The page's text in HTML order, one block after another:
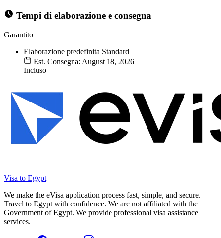
Tempi di elaborazione e consegna
Garantito
Elaborazione predefinita Standard
Est. Consegna: August 18, 2026
Incluso
Visa to Egypt
We make the eVisa application process fast, simple, and secure.
Travel to Egypt with confidence. We are not affiliated with the
Government of Egypt. We provide professional visa assistance
services.